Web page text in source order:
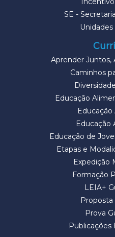
SE -
Aprender Juntos,
Caminhos
Educação
Educação
Educação de
Etapas e
Expedição
Formação
LEIA+
Proposta
Prova
Publicações